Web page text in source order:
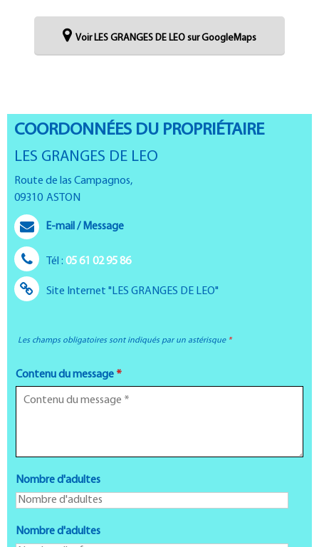
Voir LES GRANGES DE LEO sur GoogleMaps
COORDONNÉES DU PROPRIÉTAIRE
LES GRANGES DE LEO
Route de las Campagnos,
09310 ASTON
E-mail / Message
Tél : 05 61 02 95 86
Site Internet "LES GRANGES DE LEO"
Les champs obligatoires sont indiqués par un astérisque *
Contenu du message *
Nombre d'adultes
Nombre d'adultes